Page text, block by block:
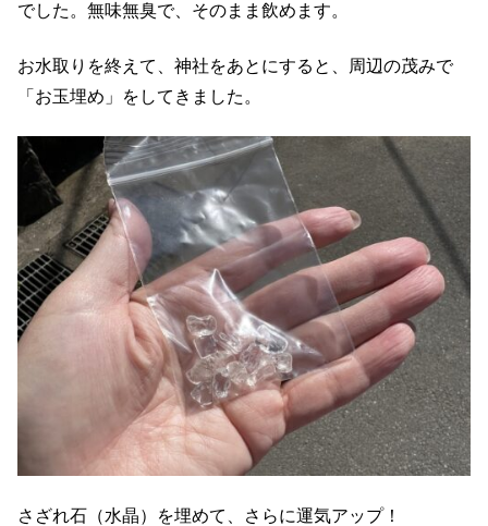
でした。無味無臭で、そのまま飲めます。
お水取りを終えて、神社をあとにすると、周辺の茂みで
「お玉埋め」をしてきました。
さざれ石（水晶）を埋めて、さらに運気アップ！